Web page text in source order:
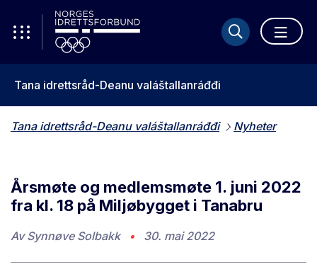
Tana idrettsråd-Deanu valáštallanráđđi
Tana idrettsråd-Deanu valáštallanráđđi Nyheter
Årsmøte og medlemsmøte 1. juni 2022
fra kl. 18 på Miljøbygget i Tanabru
AvSynnøve Solbakk • 30. mai 2022